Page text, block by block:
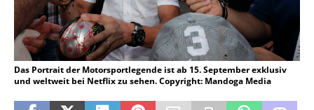
Das Portrait der Motorsportlegende ist ab 15. September exklusiv
und weltweit bei Netflix zu sehen. Copyright: Mandoga Media